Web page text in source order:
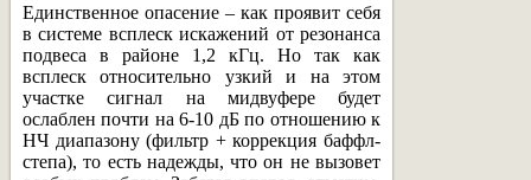
Единственное опасение – как проявит себя
в системе всплеск искажений от резонанса
подвеса в районе 1,2 кГц. Но так как
всплеск относительно узкий и на этом
участке сигнал на мидвуфере будет
ослаблен почти на 6-10 дБ по отношению к
НЧ диапазону (фильтр + коррекция баффл-
степа), то есть надежды, что он не вызовет